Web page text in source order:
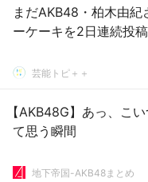
まだAKB48・柏木由
ーケーキを2日連続投稿
芸能トピ＋＋
【AKB48G】あっ、こ
て思う瞬間
地下帝国-AKB48まとめ